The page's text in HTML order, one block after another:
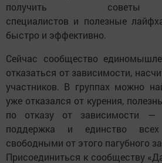
получить советы
специалистов и полезные
быстро и эффективно.
Сейчас сообщество
отказаться от зависимости,
участников. В группах можно
уже отказался от курения,
по отказу от зависимости
поддержка и единство
свободными от этого пагубного
Присоединиться к сообществу